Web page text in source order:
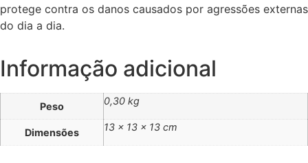
protege contra os danos causados por agressões externas
do dia a dia.
Informação adicional
Peso 0,30 kg
Dimensões 13 × 13 × 13 cm